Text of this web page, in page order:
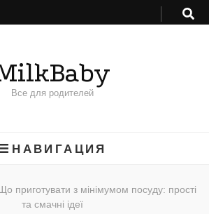
Все для родителей
НАВИГАЦИЯ
приготувати з мінімумом посуду: прості
та смачні ідеї